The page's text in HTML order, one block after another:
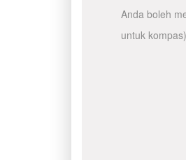
Anda boleh
untuk